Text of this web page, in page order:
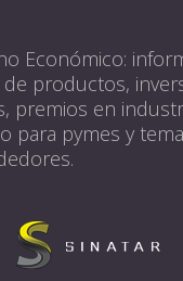
Económico:
productos,
premios en
para pymes y